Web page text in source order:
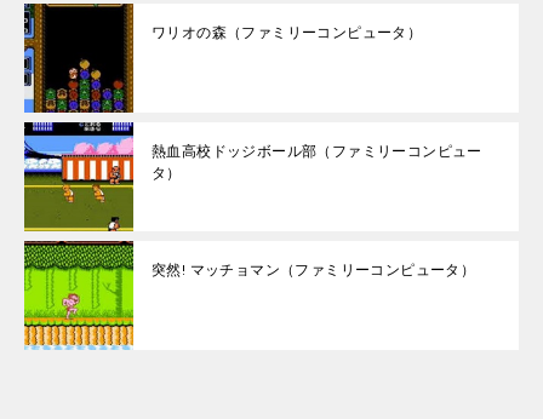
ワリオの森（ファミリーコンピュータ）
熱血高校ドッジボール部（ファミリーコンピュー
タ）
突然! マッチョマン（ファミリーコンピュータ）